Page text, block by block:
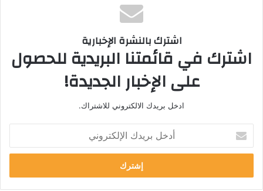
اشترك بالنشرة الإخبارية
اشترك في قائمتنا البريدية للحصول
على الإخبار الجديدة!
ادخل بريدك الالكتروني للاشتراك.
بريدك
الإلكتروني